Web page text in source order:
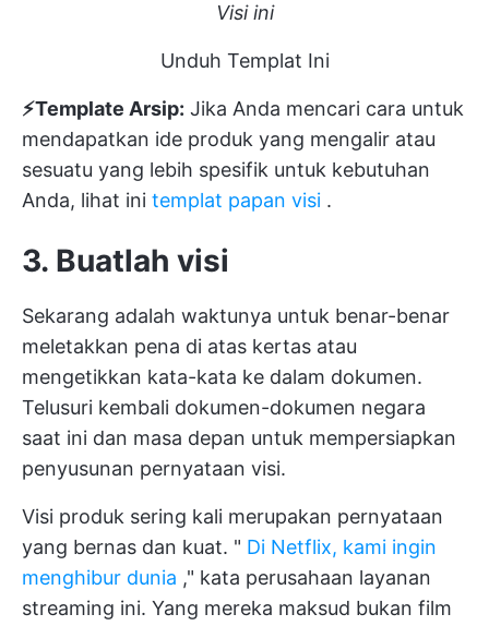
Visi ini
Unduh Templat Ini
⚡️Template Arsip: Jika Anda mencari cara untuk
mendapatkan ide produk yang mengalir atau
sesuatu yang lebih spesifik untuk kebutuhan
Anda, lihat ini templat papan visi .
3. Buatlah visi
Sekarang adalah waktunya untuk benar-benar
meletakkan pena di atas kertas atau
mengetikkan kata-kata ke dalam dokumen.
Telusuri kembali dokumen-dokumen negara
saat ini dan masa depan untuk mempersiapkan
penyusunan pernyataan visi.
Visi produk sering kali merupakan pernyataan
yang bernas dan kuat. " Di Netflix, kami ingin
menghibur dunia ," kata perusahaan layanan
streaming ini. Yang mereka maksud bukan film